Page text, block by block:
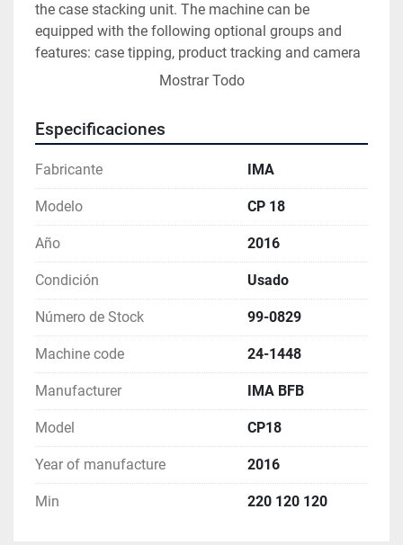
the case stacking unit. The machine can be
equipped with the following optional groups and
features: case tipping, product tracking and camera
detection devices, and can also be fully servo-driven
A B C
Min : 220 120 120
Max. 600 400 350
Packing machine output 8 boxes/min
Mostrar Todo
Especificaciones
Fabricante IMA
Modelo CP 18
Año 2016
Condición Usado
Número de Stock 99-0829
Machine code 24-1448
Manufacturer IMA BFB
Model CP18
Year of manufacture 2016
Min 220 120 120